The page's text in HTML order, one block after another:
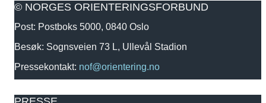
© NORGES ORIENTERINGSFORBUND
Post: Postboks 5000, 0840 Oslo
Besøk: Sognsveien 73 L, Ullevål Stadion
Pressekontakt: nof@orientering.no